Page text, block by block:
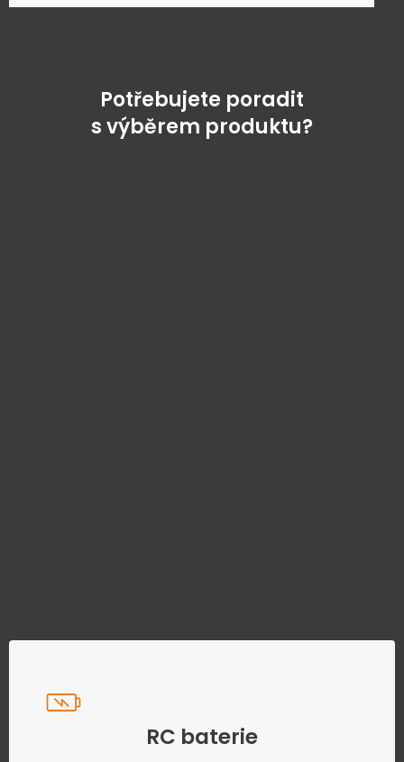
Potřebujete poradit
s výběrem produktu?
RC baterie